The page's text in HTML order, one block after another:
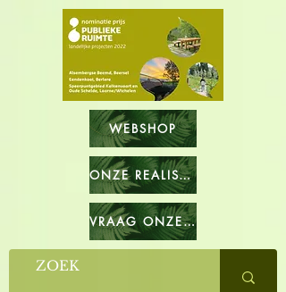
WEBSHOP
ONZE REALISATIES
VRAAG ONZE CATALOGUS OP